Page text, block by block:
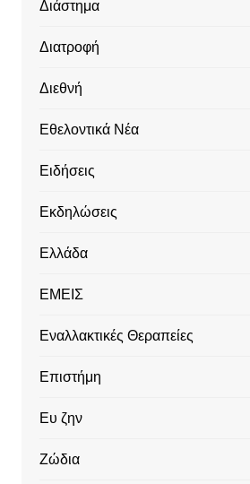
Διάστημα
Διατροφή
Διεθνή
Εθελοντικά Νέα
Ειδήσεις
Εκδηλώσεις
Ελλάδα
ΕΜΕΙΣ
Εναλλακτικές Θεραπείες
Επιστήμη
Ευ ζην
Ζώδια